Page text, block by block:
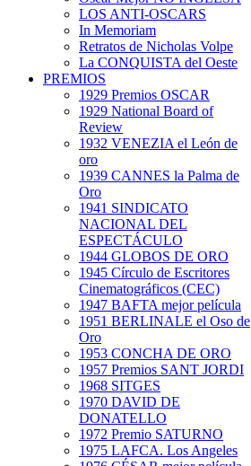
LOS ANTI-OSCARS
In Memoriam
Retratos de Nicholas Volpe
La CONQUISTA del Oeste
PREMIOS
1929 Premios OSCAR
1929 National Board of
Review
1932 VENEZIA el León de
oro
1939 CANNES la Palma de
Oro
1941 SINDICATO
NACIONAL DEL
ESPECTÁCULO
1944 GLOBOS DE ORO
1945 Círculo de Escritores
Cinematográficos (CEC)
1947 BAFTA mejor película
1951 BERLINALE el Oso de
Oro
1953 CONCHA DE ORO
1957 Premios SANT JORDI
1968 SITGES
1970 DAVID DE
DONATELLO
1972 Premio SATURNO
1975 LAFCA. Los Angeles